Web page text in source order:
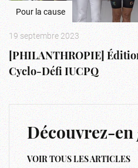
Pour la cause
19 septembre 2023
[PHILANTHROPIE]
Cyclo-Défi IUCPQ
Découvrez-en
VOIR TOUS LES ARTICLES